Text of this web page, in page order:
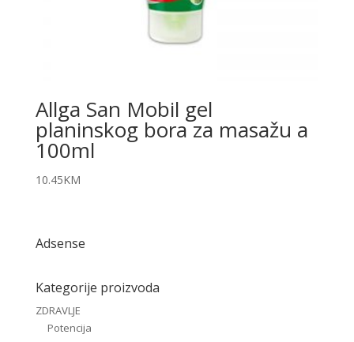
Allga San Mobil gel
planinskog bora za masažu a
100ml
10.45KM
Adsense
Kategorije proizvoda
ZDRAVLJE
Potencija